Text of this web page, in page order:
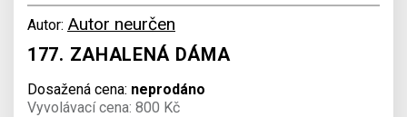
Autor: Autor neurčen
177. ZAHALENÁ DÁMA
Dosažená cena: neprodáno
Vyvolávací cena: 800 Kč